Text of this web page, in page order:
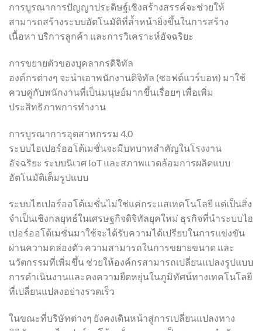
การบูรณาการปัญญาประดิษฐ์เชิงสร้างสรรค์จะช่วยให้
สามารถสร้างระบบอัตโนมัติที่ล้ำหน้ายิ่งขึ้นในการสร้าง
เนื้อหา บริการลูกค้า และการวิเคราะห์อัจฉริยะ
การขยายตัวของบุคลากรดิจิทัล
องค์กรต่างๆ จะนำเอาพนักงานดิจิทัล (ซอฟต์แวร์บอท) มาใช้
ควบคู่กับพนักงานที่เป็นมนุษย์มากขึ้นเรื่อยๆ เพื่อเพิ่ม
ประสิทธิภาพการทำงาน
การบูรณาการอุตสาหกรรม 4.0
ระบบไฮเปอร์ออโต้เมชั่นจะมีบทบาทสำคัญในโรงงาน
อัจฉริยะ ระบบนิเวศ IoT และสภาพแวดล้อมการผลิตแบบ
อัตโนมัติเต็มรูปแบบ
ระบบไฮเปอร์ออโต้เมชั่นไม่ใช่แค่กระแสเทคโนโลยี แต่เป็นสิ่ง
จำเป็นเชิงกลยุทธ์ในเศรษฐกิจดิจิทัลยุคใหม่ ธุรกิจที่นำระบบไฮ
เปอร์ออโต้เมชั่นมาใช้จะได้รับความได้เปรียบในการแข่งขัน
ผ่านความคล่องตัว ความสามารถในการขยายขนาด และ
นวัตกรรมที่เพิ่มขึ้น ช่วยให้องค์กรสามารถเปลี่ยนแปลงรูปแบบ
การดำเนินงานและคงความยืดหยุ่นในภูมิทัศน์ทางเทคโนโลยี
ที่เปลี่ยนแปลงอย่างรวดเร็ว
ในขณะที่บริษัทต่างๆ ยังคงเดินหน้าสู่การเปลี่ยนแปลงทาง